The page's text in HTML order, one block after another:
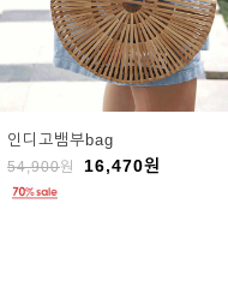
인디고뱀부bag
54,900원 16,470원